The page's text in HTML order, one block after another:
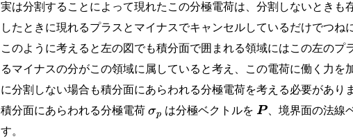
実は分割することによって現れたこの分極電荷は、分割しないときも
したときに現れるプラスとマイナスでキャンセルしているだけでつね
このように考えると左の図でも積分面で囲まれる領域にはこの左のプ
るマイナスの分がこの領域に属していると考え、この電荷に働く力を
に分割しない場合も積分面にあらわれる分極電荷を考える必要があり
積分面にあらわれる分極電荷σp は分極ベクトルを P 、境界面の法線
す。